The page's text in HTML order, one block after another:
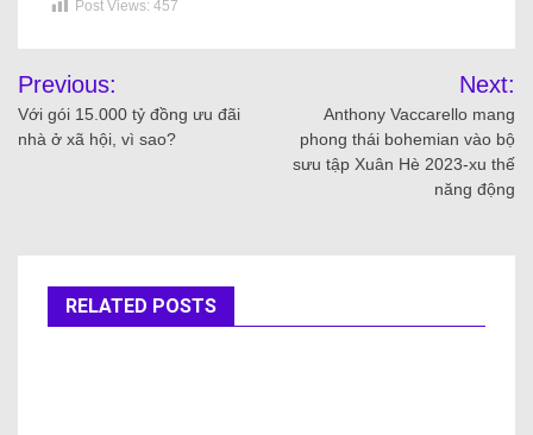
Post Views: 457
Previous:
Với gói 15.000 tỷ đồng ưu đãi
nhà ở xã hội, vì sao?
Next:
Anthony Vaccarello mang
phong thái bohemian vào bộ
sưu tập Xuân Hè 2023-xu thế
năng động
RELATED POSTS